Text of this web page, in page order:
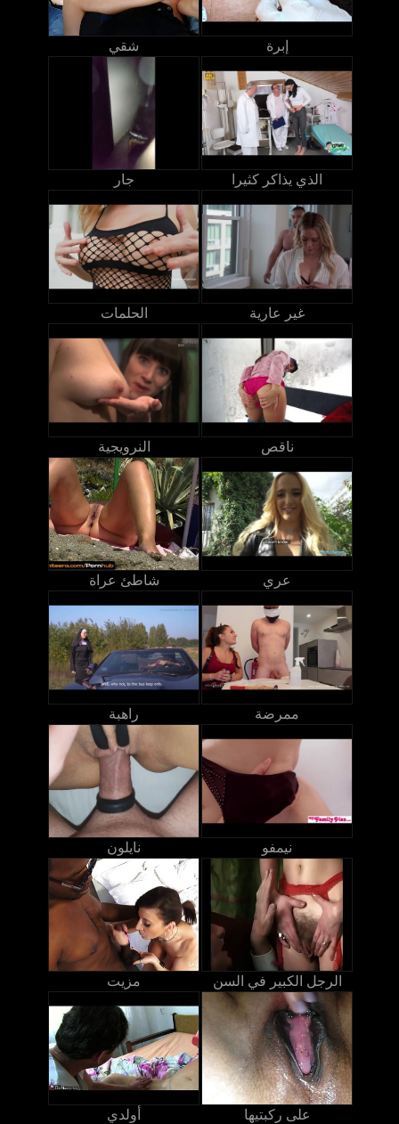
شقي إبرة
جار الذي يذاكر كثيرا
الحلمات غير عارية
النرويجية ناقص
شاطئ عراة عري
راهبة ممرضة
نايلون نيمفو
مزيت الرجل الكبير في السن
أولدي على ركبتيها